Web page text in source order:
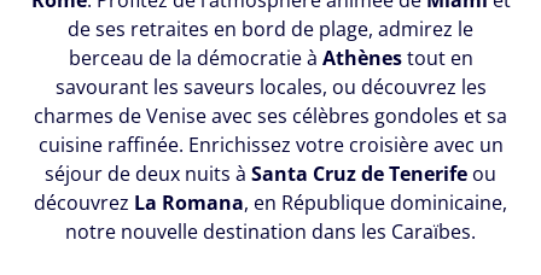
de ses retraites en bord de plage, admirez le
berceau de la démocratie à Athènestout en
savourant les saveurs locales, ou découvrez les
charmes de Venise avec ses célèbres gondoles et sa
cuisine raffinée. Enrichissez votre croisière avec un
séjour de deux nuits à Santa Cruz de Tenerife ou
découvrez La Romana, en République dominicaine,
notre nouvelle destination dans les Caraïbes.